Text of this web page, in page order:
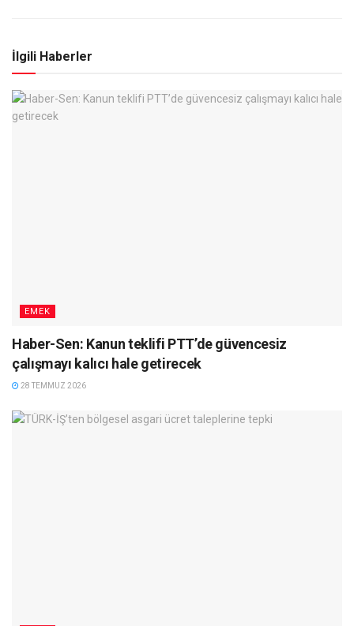
İlgili Haberler
EMEK
Haber-Sen: Kanun teklifi PTT’de güvencesiz
çalışmayı kalıcı hale getirecek
28 TEMMUZ 2026